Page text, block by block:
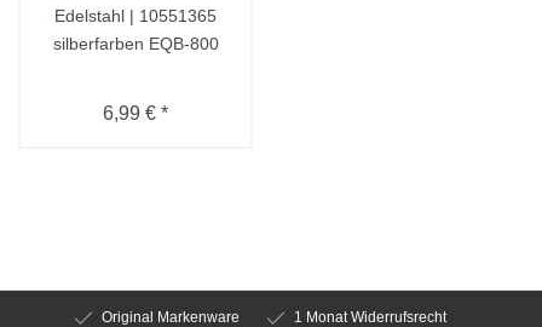
Edelstahl | 10551365
silberfarben EQB-800
6,99 € *
Original Markenware
1 Monat Widerrufsrecht